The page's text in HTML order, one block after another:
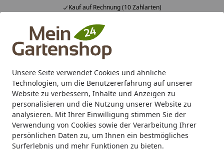
Unsere Seite verwendet Cookies und ähnliche
Technologien, um die Benutzererfahrung auf unserer
Website zu verbessern, Inhalte und Anzeigen zu
personalisieren und die Nutzung unserer Website zu
analysieren. Mit Ihrer Einwilligung stimmen Sie der
Verwendung von Cookies sowie der Verarbeitung Ihrer
persönlichen Daten zu, um Ihnen ein bestmögliches
Surferlebnis und mehr Funktionen zu bieten.
Kauf auf Rechnung (10 Zahlarten)
Alle Produkte
Mein Konto
Suchen
Karibu Pools inkl. gratis Sandfilteranlage & Pool-
Starterset (Gesamtwert bis 468,99€)
Startseite
Gartenpflege Blumenpflege Feststoffdünger